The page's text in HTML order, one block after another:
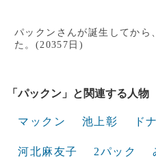
パックンさんが誕生してから
た。(20357日)
「パックン」と関連する人物
マックン 池上彰 ド
河北麻友子 2パック